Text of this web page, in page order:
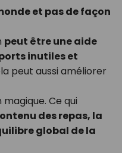
et pas de façon
peut être une aide
inutiles et
peut aussi améliorer
Ce qui
des repas, la
global de la